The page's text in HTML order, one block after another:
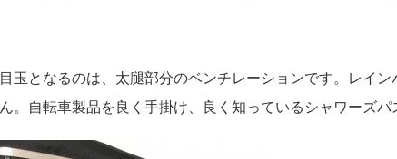
目玉となるのは、太腿部分のベンチレーションです。レイ
ん。自転車製品を良く手掛け、良く知っているシャワーズ